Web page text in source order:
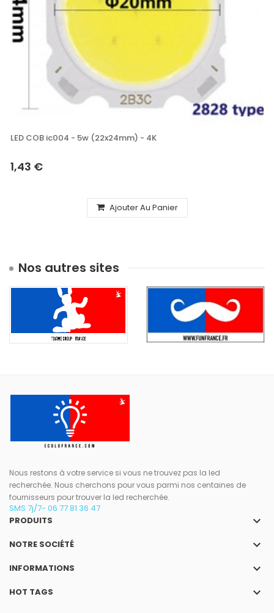
LED COB ic004 - 5w (22x24mm) - 4K
1,43 €
Ajouter Au Panier
Nos autres sites
Nous restons à votre service si vous ne trouvez pas la led
recherchée. Nous cherchons pour vous parmi nos centaines de
fournisseurs pour trouver la led recherchée.
SMS 7j/7- 06 77 81 36 47
PRODUITS
keyboard_arrow_down
NOTRE SOCIÉTÉ keyboard_arrow_down
INFORMATIONS keyboard_arrow_down
HOT TAGS keyboard_arrow_down